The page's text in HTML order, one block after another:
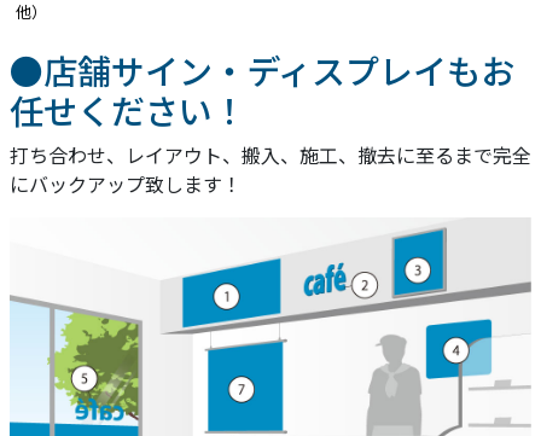
他）
●店舗サイン・ディスプレイもお
任せください！
打ち合わせ、レイアウト、搬入、施工、撤去に至るまで完全
にバックアップ致します！